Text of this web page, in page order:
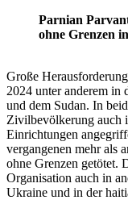
Parnian
ohne Grenzen
Große
2024 unter anderem in
und dem Sudan. In
Zivilbevölkerung auch
Einrichtungen
vergangenen mehr als
ohne Grenzen getötet.
Organisation auch in
Ukraine und in der